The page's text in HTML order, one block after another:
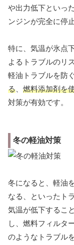
や出力低下といっ
ンジンが完全に停
特に、気温が氷点
よるトラブルのリ
軽油トラブルを防
る
燃料添加剤を
対策が有効です。
冬の軽油対策
冬になると、軽油
なる、といったト
気温が低下するこ
し、燃料フィルタ
のようなトラブル